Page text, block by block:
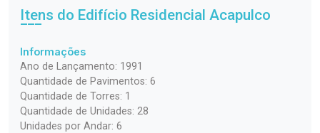
Itens do Edifício Residencial Acapulco
Informações
Ano de Lançamento: 1991
Quantidade de Pavimentos: 6
Quantidade de Torres: 1
Quantidade de Unidades: 28
Unidades por Andar: 6